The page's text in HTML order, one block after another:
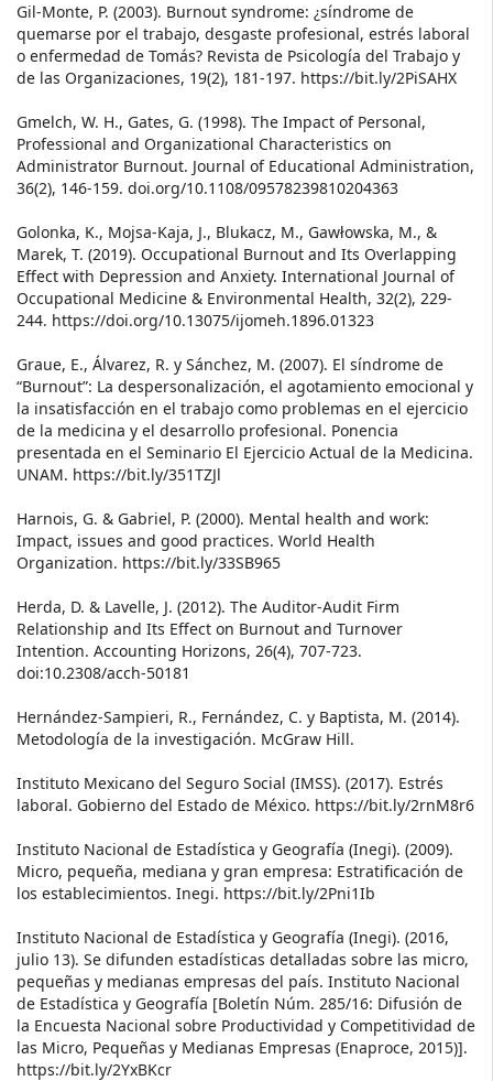
Gil-Monte, P. (2003). Burnout syndrome: ¿síndrome de
quemarse por el trabajo, desgaste profesional, estrés laboral
o enfermedad de Tomás? Revista de Psicología del Trabajo y
de las Organizaciones, 19(2), 181-197. https://bit.ly/2PiSAHX
Gmelch, W. H., Gates, G. (1998). The Impact of Personal,
Professional and Organizational Characteristics on
Administrator Burnout. Journal of Educational Administration,
36(2), 146-159. doi.org/10.1108/09578239810204363
Golonka, K., Mojsa-Kaja, J., Blukacz, M., Gawłowska, M., &
Marek, T. (2019). Occupational Burnout and Its Overlapping
Effect with Depression and Anxiety. International Journal of
Occupational Medicine & Environmental Health, 32(2), 229-
244. https://doi.org/10.13075/ijomeh.1896.01323
Graue, E., Álvarez, R. y Sánchez, M. (2007). El síndrome de
“Burnout”: La despersonalización, el agotamiento emocional y
la insatisfacción en el trabajo como problemas en el ejercicio
de la medicina y el desarrollo profesional. Ponencia
presentada en el Seminario El Ejercicio Actual de la Medicina.
UNAM. https://bit.ly/351TZJl
Harnois, G. & Gabriel, P. (2000). Mental health and work:
Impact, issues and good practices. World Health
Organization. https://bit.ly/33SB965
Herda, D. & Lavelle, J. (2012). The Auditor-Audit Firm
Relationship and Its Effect on Burnout and Turnover
Intention. Accounting Horizons, 26(4), 707-723.
doi:10.2308/acch-50181
Hernández-Sampieri, R., Fernández, C. y Baptista, M. (2014).
Metodología de la investigación. McGraw Hill.
Instituto Mexicano del Seguro Social (IMSS). (2017). Estrés
laboral. Gobierno del Estado de México. https://bit.ly/2rnM8r6
Instituto Nacional de Estadística y Geografía (Inegi). (2009).
Micro, pequeña, mediana y gran empresa: Estratificación de
los establecimientos. Inegi. https://bit.ly/2Pni1Ib
Instituto Nacional de Estadística y Geografía (Inegi). (2016,
julio 13). Se difunden estadísticas detalladas sobre las micro,
pequeñas y medianas empresas del país. Instituto Nacional
de Estadística y Geografía [Boletín Núm. 285/16: Difusión de
la Encuesta Nacional sobre Productividad y Competitividad de
las Micro, Pequeñas y Medianas Empresas (Enaproce, 2015)].
https://bit.ly/2YxBKcr